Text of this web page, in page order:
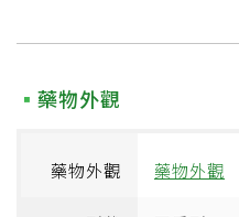
藥物外觀
藥物外觀 藥物外觀